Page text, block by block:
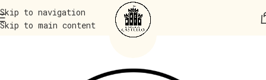
Skip to navigation
Skip to main content